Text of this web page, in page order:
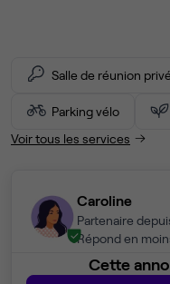
Salle de réunion
Parking vélo
Voir tous les services
Caroline
Partenaire
Répond en
Cette